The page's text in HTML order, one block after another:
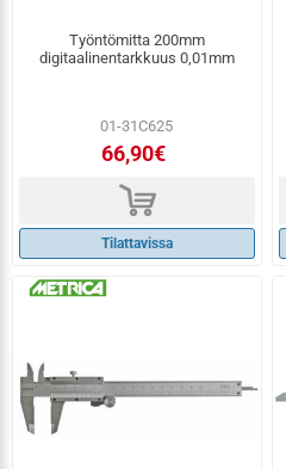
Työntömitta 200mm
digitaalinentarkkuus 0,01mm
01-31C625
66,90€
d
Tilattavissa